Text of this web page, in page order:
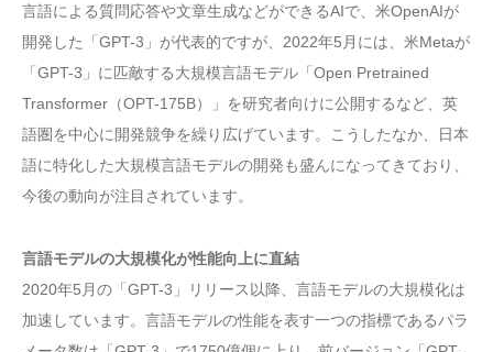
言語による質問応答や文章生成などができるAIで、米OpenAIが
開発した「GPT-3」が代表的ですが、2022年5月には、米Metaが
「GPT-3」に匹敵する大規模言語モデル「Open Pretrained
Transformer（OPT-175B）」を研究者向けに公開するなど、英
語圏を中心に開発競争を繰り広げています。こうしたなか、日本
語に特化した大規模言語モデルの開発も盛んになってきており、
今後の動向が注目されています。
言語モデルの大規模化が性能向上に直結
2020年5月の「GPT-3」リリース以降、言語モデルの大規模化は
加速しています。言語モデルの性能を表す一つの指標であるパラ